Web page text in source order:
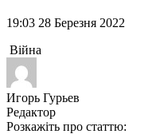
19:03 28 Березня 2022
Війна
Игорь Гурьев
Редактор
Розкажіть про статтю: